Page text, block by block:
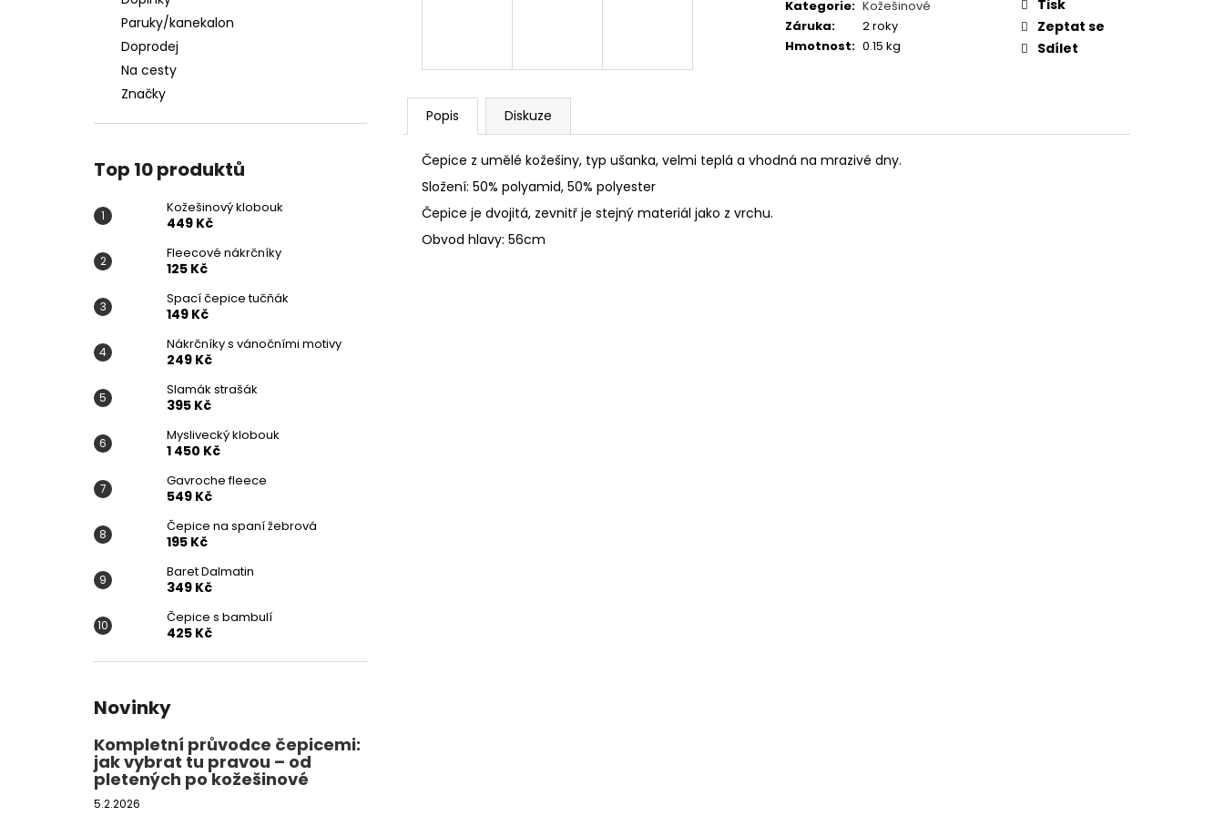
Paruky/kanekalon
Doprodej
Na cesty
Značky
Top 10 produktů
Kožešinový klobouk
449 Kč
Fleecové nákrčníky
125 Kč
Spací čepice tučňák
149 Kč
Nákrčníky s vánočními motivy
249 Kč
Slamák strašák
395 Kč
Myslivecký klobouk
1 450 Kč
Gavroche fleece
549 Kč
Čepice na spaní žebrová
195 Kč
Baret Dalmatin
349 Kč
Čepice s bambulí
425 Kč
Novinky
Kompletní průvodce čepicemi:
jak vybrat tu pravou – od
pletených po kožešinové
5.2.2026
Kategorie: Kožešinové
Záruka:
2 roky
Hmotnost: 0.15 kg
Tisk
Zeptat se
Sdílet
Popis Diskuze
Čepice z umělé kožešiny, typ ušanka, velmi teplá a vhodná na mrazivé dny.
Složení: 50% polyamid, 50% polyester
Čepice je dvojitá, zevnitř je stejný materiál jako z vrchu.
Obvod hlavy: 56cm
KOŽEŠINOVÝ KLOBOUK
449 Kč
SPACÍ ČEPICE TUČŇÁK